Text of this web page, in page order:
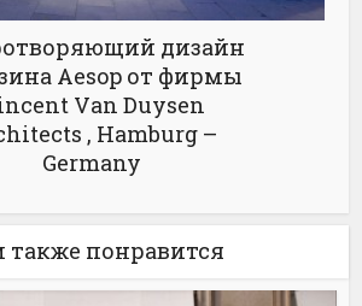
дизайн
Aesop от фирмы
Van Duysen
, Hamburg –
Germany
также понравится